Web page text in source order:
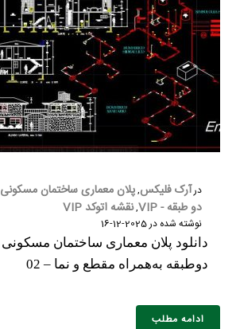
درآرک فلیکس,پلان معماری ساختمان مسکونی
دو طبقه - VIP
,نقشه اتوکد VIP
نوشته شده در2025-12-16
دانلود پلان معماری ساختمان مسکونی
دوطبقه به‌همراه مقطع و نما – 02
ادامه مطلب